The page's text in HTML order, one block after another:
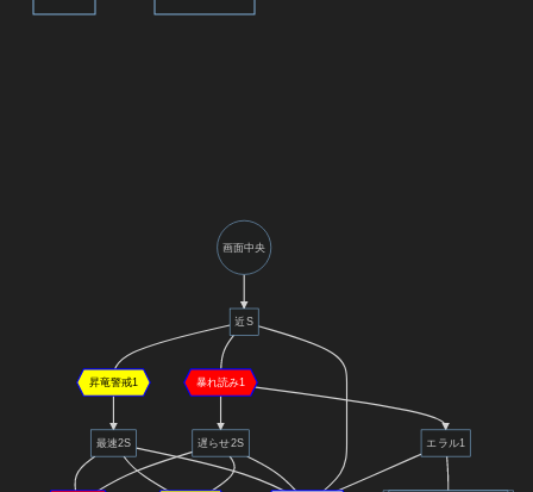
画面中央
近S
暴れ読み1
最速2S 遅らせ2S
昇竜警戒1
エラル1